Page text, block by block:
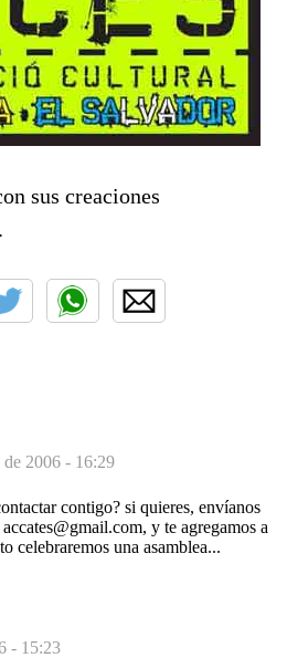
sus creaciones
.
de 2006 - 16:29
contigo? si quieres, envíanos
y te agregamos a
celebraremos una asamblea...
- 15:23